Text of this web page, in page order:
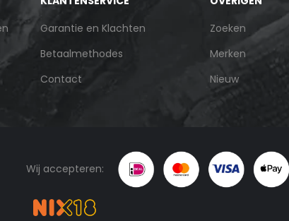
Garantie en Klachten
Betaalmethodes
Contact
Zoeken
Merken
Nieuw
Wij accepteren: